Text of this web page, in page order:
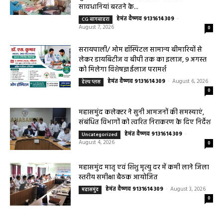
महासमुंद खाद्य सुरक्षा विभाग द्वारा पिथौरा एवं
बागबाहरा में किया औचक निरीक्षण खाद्य पदार्थों की
गुणवत्ता एवं स्वच्छता को लेकर आवश्यक
CG बागबाहरा हेमंत वैष्णव 9131614309 -
August 7, 2026
सरायपाली/ ओम हॉस्पिटल सामान्य बीमारियों से
लेकर डायबिटीज व बीपी तक का इलाज, 9 अगस्त
हेल्थ प्लस हेमंत वैष्णव 9131614309 August 6, 2026
0
महासमुंद कलेक्टर ने सुनी आमजनों की समस्याएं,
Uncategorized हेमंत वैष्णव 9131614309 -
August 4, 2026
महासमुंद मातृ एवं शिशु मृत्यु दर में कमी लाने जिला